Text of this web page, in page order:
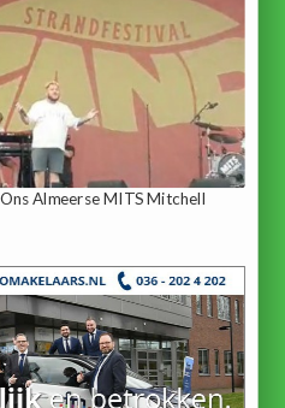
Almeerse MITS Mitchell